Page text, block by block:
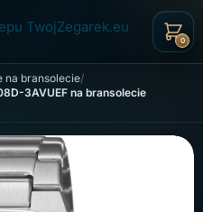
0
na bransolecie
3AVUEF na bransolecie